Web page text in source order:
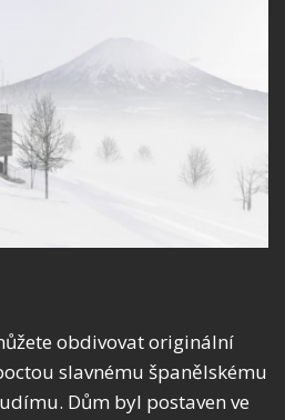
obdivovat originální
slavnému španělskému
Dům byl postaven ve